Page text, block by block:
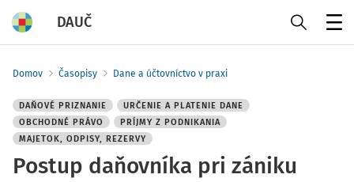
DAUČ
Domov Časopisy Dane a účtovníctvo v praxi
DAŇOVÉ PRIZNANIE
URČENIE A PLATENIE DANE
OBCHODNÉ PRÁVO
PRÍJMY Z PODNIKANIA
MAJETOK, ODPISY, REZERVY
Postup daňovníka pri zániku